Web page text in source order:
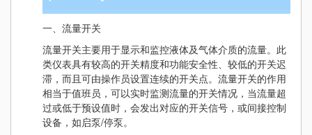
一、流量开关
流量开关主要用于显示和监控液体及气体介质的流量。此
类仪表具有较高的开关精度和功能安全性、较低的开关迟
滞，而且可由操作员设置连续的开关点。流量开关的作用
相当于值班员，可以实时监测流量的开关情况，当流量超
过或低于预设值时，会发出对应的开关信号，或间接控制
设备，如启泵/停泵。